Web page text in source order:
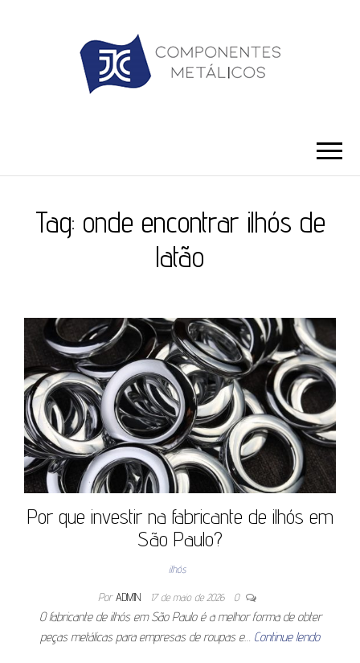
Tag: onde encontrar ilhós de
latão
Por que investir na fabricante de ilhós em
São Paulo?
ilhós
Por ADMIN 17 de maio de 2026 0
O fabricante de ilhós em São Paulo é a melhor forma de obter
peças metálicas para empresas de roupas e… Continue lendo